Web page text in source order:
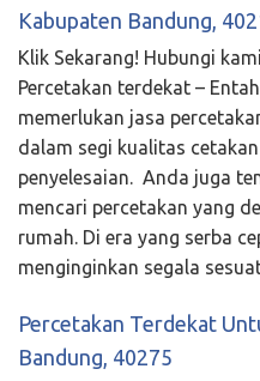
Kabupaten Bandung,
Klik Sekarang! Hubungi
Percetakan terdekat –
memerlukan jasa
dalam segi kualitas
penyelesaian. Anda juga
mencari percetakan yang
rumah. Di era yang serba
menginginkan segala
Percetakan Terdekat
Bandung, 40275